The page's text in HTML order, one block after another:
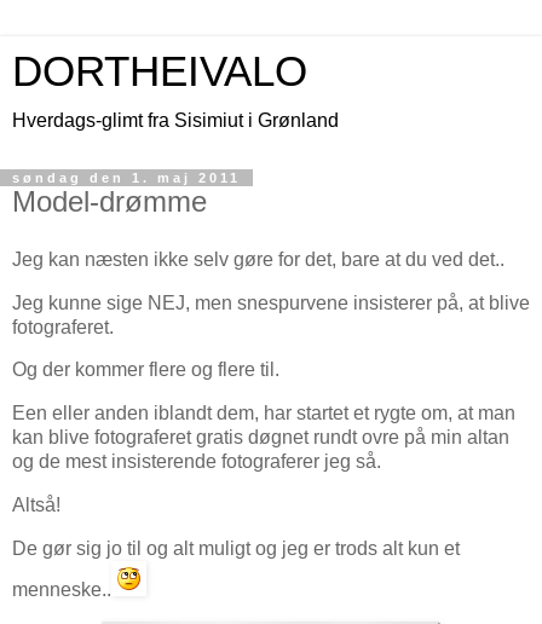
DORTHEIVALO
Hverdags-glimt fra Sisimiut i Grønland
søndag den 1. maj 2011
Model-drømme
Jeg kan næsten ikke selv gøre for det, bare at du ved det..
Jeg kunne sige NEJ, men snespurvene insisterer på, at blive
fotograferet.
Og der kommer flere og flere til.
Een eller anden iblandt dem, har startet et rygte om, at man
kan blive fotograferet gratis døgnet rundt ovre på min altan
og de mest insisterende fotograferer jeg så.
Altså!
De gør sig jo til og alt muligt og jeg er trods alt kun et
menneske..